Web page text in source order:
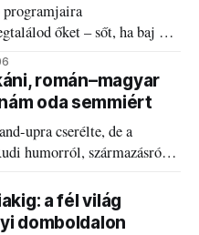
programjaira
őket – sőt, ha baj van
román–magyar
oda semmiért
upra cserélte, de a
humorról, származásról
a fél világ
domboldalon